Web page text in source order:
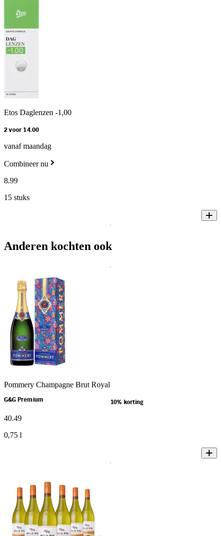
Etos Daglenzen -1,00
2 voor 14.00
vanaf maandag
Combineer nu
8.99
15 stuks
Anderen kochten ook
Pommery Champagne Brut Royal
G&G Premium 10% korting
40.49
0,75 l